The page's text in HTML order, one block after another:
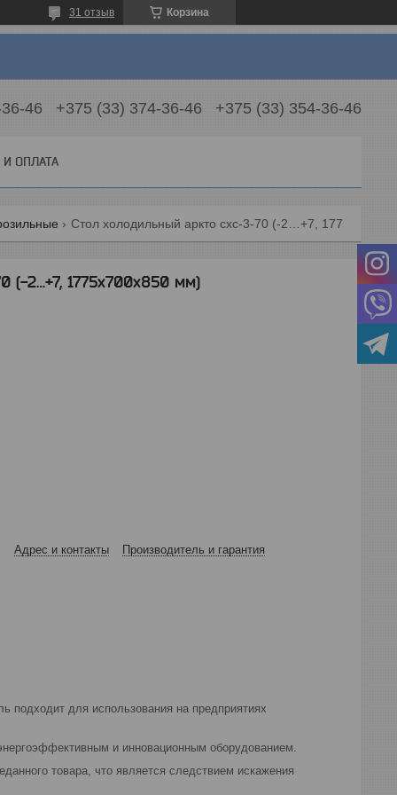
Корзина
31 отзыв
46 +375 (33) 374-36-46 +375 (33) 354-36-46
И ОПЛАТА
(-2…+7, 1775x700x850 мм)
Адрес и контакты Производитель и гарантия
подходит для использования на предприятиях
и инновационным оборудованием.
товара, что является следствием искажения